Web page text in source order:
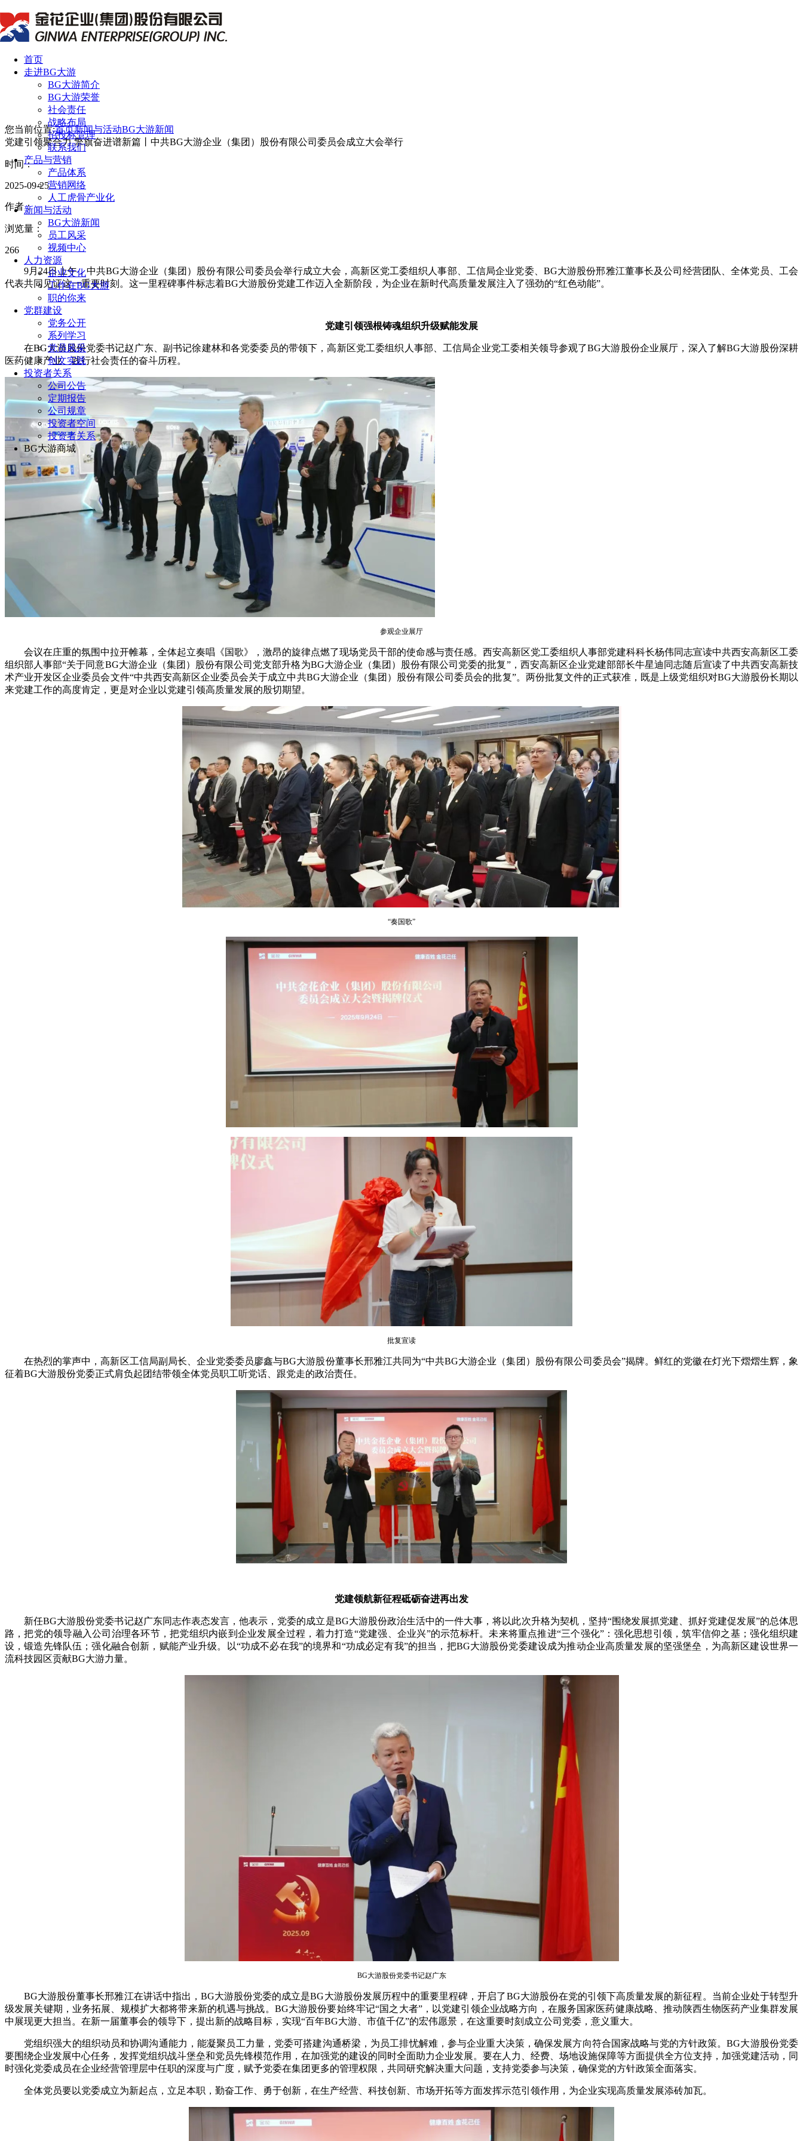
首页
走进BG大游
BG大游简介
BG大游荣誉
社会责任
战略布局
招投标管理
联系我们
产品与营销
产品体系
营销网络
人工虎骨产业化
新闻与活动
BG大游新闻
员工风采
视频中心
人力资源
企业文化
工作在BG大游
职的你来
党群建设
党务公开
系列学习
党员风采
创文实践
投资者关系
公司公告
定期报告
公司规章
投资者空间
投资者关系
BG大游商城
您当前位置:首页新闻与活动BG大游新闻
党建引领聚合力 擎旗奋进谱新篇丨中共BG大游企业（集团）股份有限公司委员会成立大会举行
时间：
2025-09-25
作者：
浏览量：
266
9月24日上午，中共BG大游企业（集团）股份有限公司委员会举行成立大会，高新区党工委组织人事部、工信局企业党委、BG大游股份邢雅江董事长及公司经营团队、全体党员、工会
代表共同见证这一重要时刻。这一里程碑事件标志着BG大游股份党建工作迈入全新阶段，为企业在新时代高质量发展注入了强劲的“红色动能”。
党建引领强根铸魂组织升级赋能发展
在BG大游股份党委书记赵广东、副书记徐建林和各党委委员的带领下，高新区党工委组织人事部、工信局企业党工委相关领导参观了BG大游股份企业展厅，深入了解BG大游股份深耕
医药健康产业、践行社会责任的奋斗历程。
参观企业展厅
会议在庄重的氛围中拉开帷幕，全体起立奏唱《国歌》，激昂的旋律点燃了现场党员干部的使命感与责任感。西安高新区党工委组织人事部党建科科长杨伟同志宣读中共西安高新区工委
组织部人事部“关于同意BG大游企业（集团）股份有限公司党支部升格为BG大游企业（集团）股份有限公司党委的批复”，西安高新区企业党建部部长牛星迪同志随后宣读了中共西安高新技
术产业开发区企业委员会文件“中共西安高新区企业委员会关于成立中共BG大游企业（集团）股份有限公司委员会的批复”。两份批复文件的正式获准，既是上级党组织对BG大游股份长期以
来党建工作的高度肯定，更是对企业以党建引领高质量发展的殷切期望。
“奏国歌”
批复宣读
在热烈的掌声中，高新区工信局副局长、企业党委委员廖鑫与BG大游股份董事长邢雅江共同为“中共BG大游企业（集团）股份有限公司委员会”揭牌。鲜红的党徽在灯光下熠熠生辉，象
征着BG大游股份党委正式肩负起团结带领全体党员职工听党话、跟党走的政治责任。
党建领航新征程砥砺奋进再出发
新任BG大游股份党委书记赵广东同志作表态发言，他表示，党委的成立是BG大游股份政治生活中的一件大事，将以此次升格为契机，坚持“围绕发展抓党建、抓好党建促发展”的总体思
路，把党的领导融入公司治理各环节，把党组织内嵌到企业发展全过程，着力打造“党建强、企业兴”的示范标杆。未来将重点推进“三个强化”：强化思想引领，筑牢信仰之基；强化组织建
设，锻造先锋队伍；强化融合创新，赋能产业升级。以“功成不必在我”的境界和“功成必定有我”的担当，把BG大游股份党委建设成为推动企业高质量发展的坚强堡垒，为高新区建设世界一
流科技园区贡献BG大游力量。
BG大游股份党委书记赵广东
BG大游股份董事长邢雅江在讲话中指出，BG大游股份党委的成立是BG大游股份发展历程中的重要里程碑，开启了BG大游股份在党的引领下高质量发展的新征程。当前企业处于转型升
级发展关键期，业务拓展、规模扩大都将带来新的机遇与挑战。BG大游股份要始终牢记“国之大者”，以党建引领企业战略方向，在服务国家医药健康战略、推动陕西生物医药产业集群发展
中展现更大担当。在新一届董事会的领导下，提出新的战略目标，实现“百年BG大游、市值千亿”的宏伟愿景，在这重要时刻成立公司党委，意义重大。
党组织强大的组织动员和协调沟通能力，能凝聚员工力量，党委可搭建沟通桥梁，为员工排忧解难，参与企业重大决策，确保发展方向符合国家战略与党的方针政策。BG大游股份党委
要围绕企业发展中心任务，发挥党组织战斗堡垒和党员先锋模范作用，在加强党的建设的同时全面助力企业发展。要在人力、经费、场地设施保障等方面提供全方位支持，加强党建活动，同
时强化党委成员在企业经营管理层中任职的深度与广度，赋予党委在集团更多的管理权限，共同研究解决重大问题，支持党委参与决策，确保党的方针政策全面落实。
全体党员要以党委成立为新起点，立足本职，勤奋工作、勇于创新，在生产经营、科技创新、市场开拓等方面发挥示范引领作用，为企业实现高质量发展添砖加瓦。